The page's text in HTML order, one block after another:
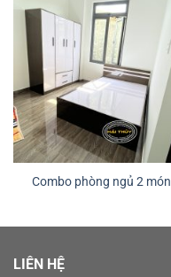
Combo phòng ngủ 2 món
LIÊN HỆ